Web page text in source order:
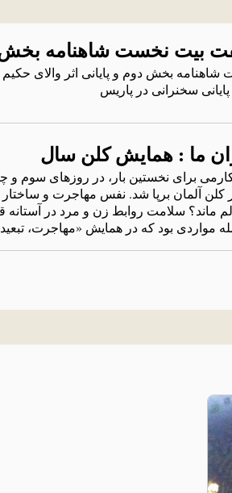
بیت نخست شاهنامه بخش
بخش دوم و پایانی اثر والای
سخنرانی در پاریس
برای نخستين بار، در روزهای سوم و
کلن آلمان برپا شد. نفس مهاجرت و
ماند؟ سلامت روابط زن و مرد در
مواردی بود که در همايش «مهاجرت،